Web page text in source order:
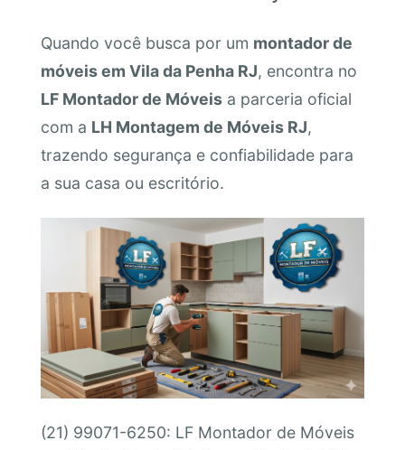
Quando você busca por um montador de
móveis em Vila da Penha RJ, encontra no
LF Montador de Móveisa parceria oficial
com a LH Montagem de Móveis RJ,
trazendo segurança e confiabilidade para
a sua casa ou escritório.
(21) 99071-6250: LF Montador de Móveis